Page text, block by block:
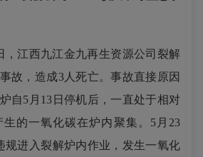
，江西九江金九再生资源公司裂解
故，造成3人死亡。事故直接原因
自5月13日停机后，一直处于相对
的一氧化碳在炉内聚集。5月23
规进入裂解炉内作业，发生一氧化